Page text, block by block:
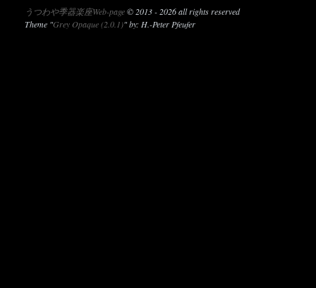
うつわや季器楽座Web-page© 2013 - 2026 all rights reserved
Theme "Grey Opaque (2.0.1)" by: H.-Peter Pfeufer